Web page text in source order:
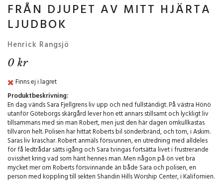
FRÅN DJUPET AV MITT HJÄRTA
LJUDBOK
Henrick Rangsjö
0 kr
Finns ej i lagret
Produktbeskrivning:
En dag vänds Sara Fjellgrens liv upp och ned fullständigt. På västra Hönö
utanför Göteborgs skärgård lever hon ett annars stillsamt och lyckligt liv
tillsammans med sin man Robert, men just den här dagen omkullkastas
tillvaron helt. Polisen har hittat Roberts bil sönderbränd, och tom, i Askim.
Saras liv kraschar. Robert anmäls försvunnen, en utredning med alldeles
för få ledtrådar sätts igång och Sara tvingas fortsätta livet i frustrerande
ovisshet kring vad som hänt hennes man. Men någon på ön vet bra
mycket mer om Roberts försvinnande än både Sara och polisen, en
person med koppling till sekten Shandin Hills Worship Center, i Kalifornien.